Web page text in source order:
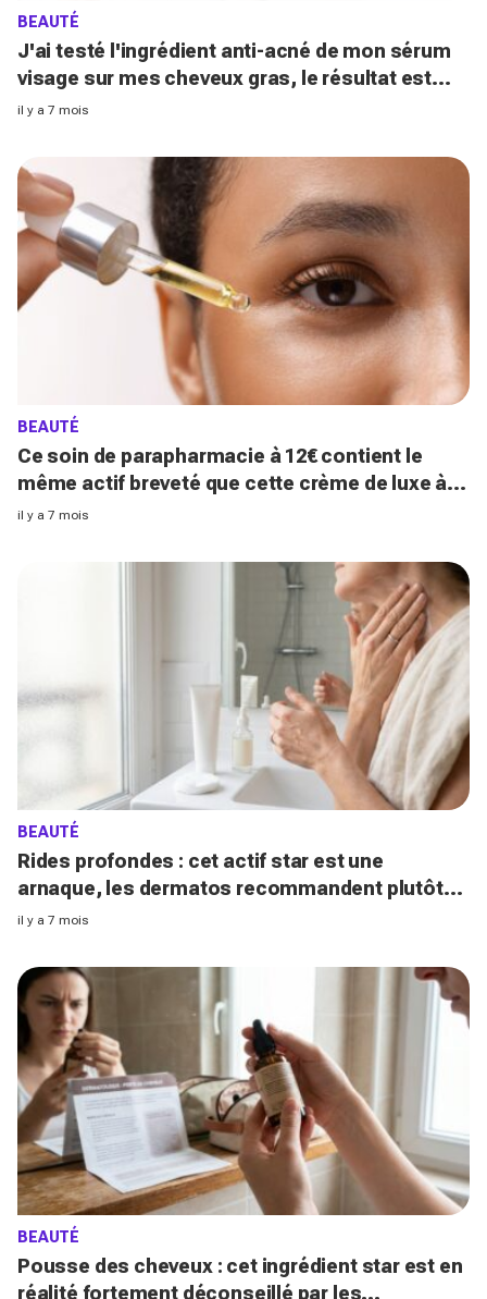
BEAUTÉ
J'ai testé l'ingrédient anti-acné de mon sérum
visage sur mes cheveux gras, le résultat est
bluffant !
il y a 7 mois
BEAUTÉ
Ce soin de parapharmacie à 12€ contient le
même actif breveté que cette crème de luxe à
150€
il y a 7 mois
BEAUTÉ
Rides profondes : cet actif star est une
arnaque, les dermatos recommandent plutôt
cette molécule méconnue
il y a 7 mois
BEAUTÉ
Pousse des cheveux : cet ingrédient star est en
réalité fortement déconseillé par les